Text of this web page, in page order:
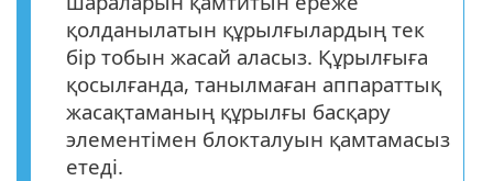
қолданылатын құрылғылардың тек
бір тобын жасай аласыз. Құрылғыға
қосылғанда, танылмаған аппараттық
жасақтаманың құрылғы басқару
элементімен блокталуын қамтамасыз
етеді.